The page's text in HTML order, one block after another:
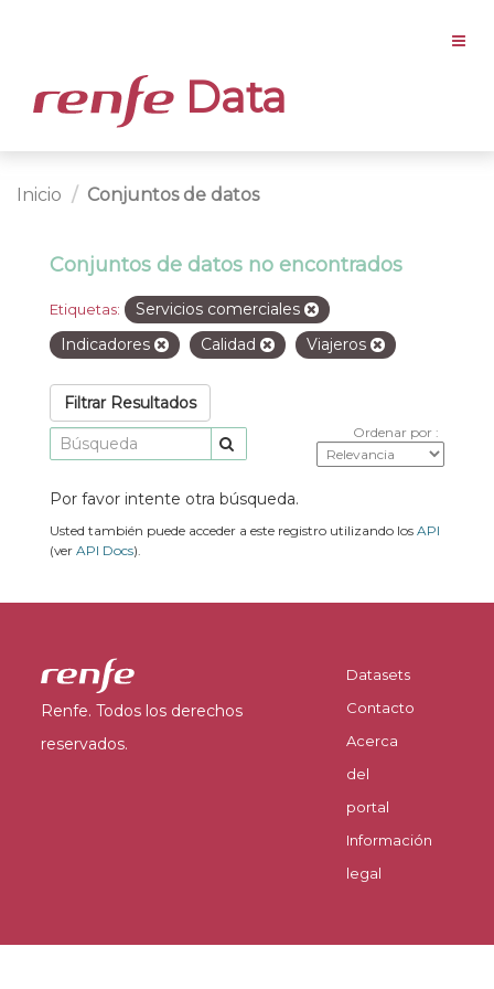
Data
Inicio Conjuntos de datos
Conjuntos de datos no encontrados
Etiquetas:
Servicios comerciales
Indicadores
Calidad Viajeros
Filtrar Resultados
Ordenar por
Por favor intente otra búsqueda.
Usted también puede acceder a este registro utilizando los API
(ver API Docs).
Renfe. Todos los derechos
reservados.
Datasets
Contacto
Acerca
del
portal
Información
legal